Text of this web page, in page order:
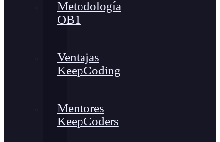
Metodología
OB1
Ventajas
KeepCoding
Mentores
KeepCoders